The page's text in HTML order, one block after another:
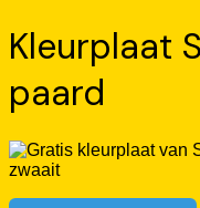
Kleurplaat
paard